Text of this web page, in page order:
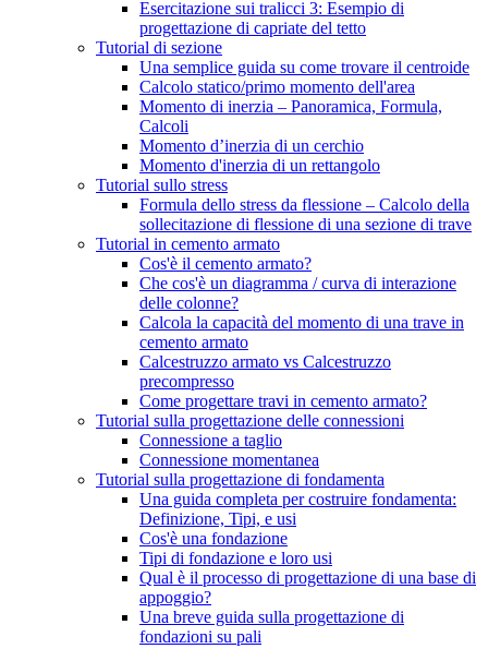
Esercitazione sui tralicci 3: Esempio di
progettazione di capriate del tetto
Tutorial di sezione
Una semplice guida su come trovare il centroide
Calcolo statico/primo momento dell'area
Momento di inerzia – Panoramica, Formula,
Calcoli
Momento d’inerzia di un cerchio
Momento d'inerzia di un rettangolo
Tutorial sullo stress
Formula dello stress da flessione – Calcolo della
sollecitazione di flessione di una sezione di trave
Tutorial in cemento armato
Cos'è il cemento armato?
Che cos'è un diagramma / curva di interazione
delle colonne?
Calcola la capacità del momento di una trave in
cemento armato
Calcestruzzo armato vs Calcestruzzo
precompresso
Come progettare travi in ​​cemento armato?
Tutorial sulla progettazione delle connessioni
Connessione a taglio
Connessione momentanea
Tutorial sulla progettazione di fondamenta
Una guida completa per costruire fondamenta:
Definizione, Tipi, e usi
Cos'è una fondazione
Tipi di fondazione e loro usi
Qual è il processo di progettazione di una base di
appoggio?
Una breve guida sulla progettazione di
fondazioni su pali